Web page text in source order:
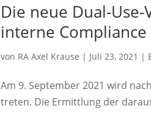
Die neue Dual-
interne Compliance
von RA Axel Krause | Juli 23, 2021 |
Am 9. September 2021 wird
treten. Die Ermittlung der